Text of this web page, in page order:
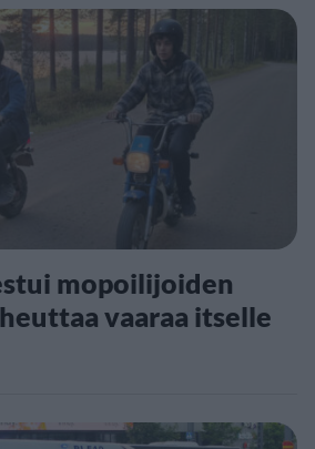
mopoilijoiden
vaaraa itselle